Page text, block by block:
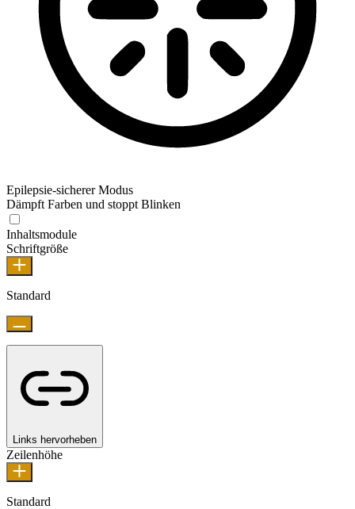
Epilepsie-sicherer Modus
Dämpft Farben und stoppt Blinken
Inhaltsmodule
Schriftgröße
Standard
Links hervorheben
Zeilenhöhe
Standard